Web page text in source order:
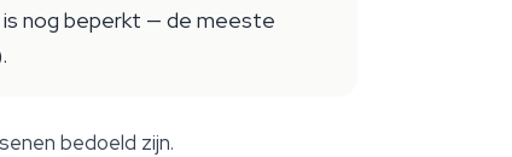
is nog beperkt — de meeste
bedoeld zijn.